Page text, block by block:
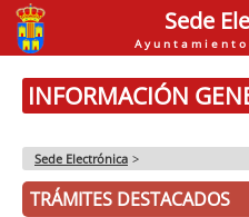
Sede
INFORMACIÓN
Sede Electrónica >
TRÁMITES DESTACADOS